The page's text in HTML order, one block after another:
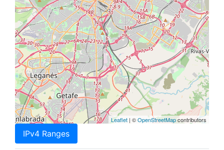
Leaflet | ©OpenStreetMapcontributors
IPv4 Ranges